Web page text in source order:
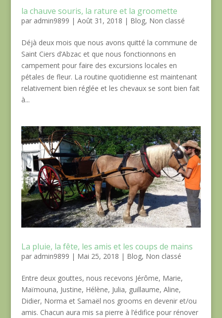
la chauve souris, la rature et la groomette
par admin9899 | Août 31, 2018 | Blog, Non classé
Déjà deux mois que nous avons quitté la commune de
Saint Ciers d’Abzac et que nous fonctionnons en
campement pour faire des excursions locales en
pétales de fleur. La routine quotidienne est maintenant
relativement bien réglée et les chevaux se sont bien fait
à...
La pluie, la fête, les amis et les coups de mains
par admin9899 | Mai 25, 2018 | Blog, Non classé
Entre deux gouttes, nous recevons Jérôme, Marie,
Maïmouna, Justine, Hélène, Julia, guillaume, Aline,
Didier, Norma et Samaël nos grooms en devenir et/ou
amis. Chacun aura mis sa pierre à l’édifice pour rénover